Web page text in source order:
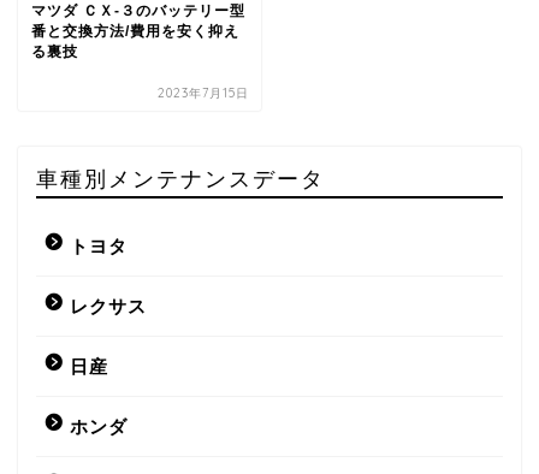
マツダ ＣＸ-３のバッテリー型
番と交換方法/費用を安く抑え
る裏技
2023年7月15日
車種別メンテナンスデータ
トヨタ
レクサス
日産
ホンダ